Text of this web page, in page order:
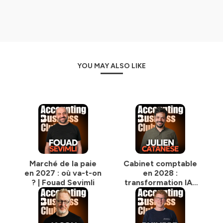
regard extérieur sur notre profession.
Le fil rouge ?
Des conversations qui vous donnent les clés pour
transformer votre cabinet, pas juste des opinions pour
meubler.
Les experts-comptables et professionnels du chiffre qui
veulent comprendre où va leur métier et prendre une
longueur d'avance.
Ceux qui préfèrent anticiper plutôt que subir.
Si vous cherchez du contenu rassurant sur le thème "on
YOU MAY ALSO LIKE
Marché de la paie
en 2027 : où va-t-on
? | Fouad Sevimli
Cabinet comptable
en 2028 :
transformation IA |
Julien Catanese